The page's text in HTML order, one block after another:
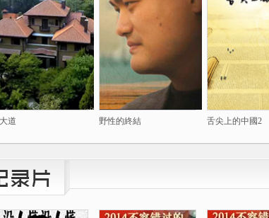
道 野性的終結 舌尖上的中國2